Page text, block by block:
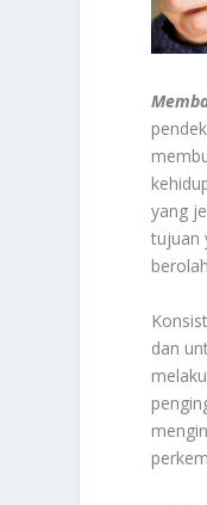
yang
tujuan
dan